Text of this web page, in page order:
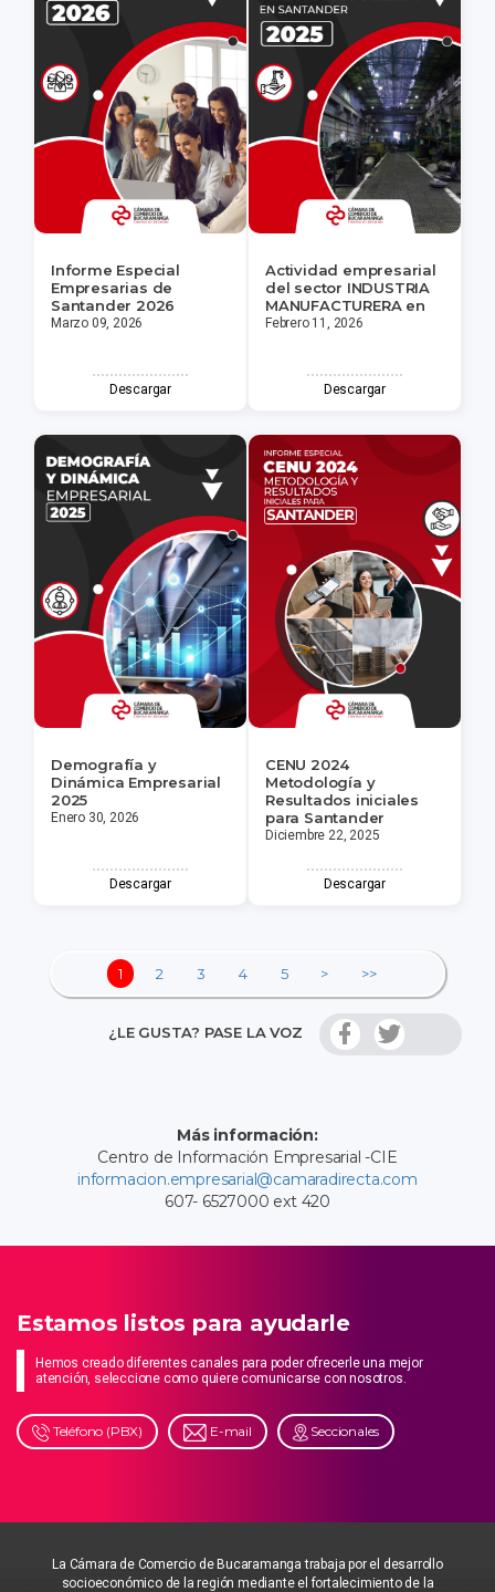
Informe Especial
Empresarias de
Santander 2026
Marzo 09, 2026
Descargar
Actividad empresarial
del sector INDUSTRIA
MANUFACTURERA en
Febrero 11, 2026
Descargar
Demografía y
Dinámica Empresarial
2025
Enero 30, 2026
Descargar
CENU 2024
Metodología y
Resultados iniciales
para Santander
Diciembre 22, 2025
Descargar
1 2 3 4 5 > >>
¿LE GUSTA? PASE LA VOZ
Más información:
Centro de Información Empresarial -CIE
informacion.empresarial@camaradirecta.com
607- 6527000 ext 420
Estamos listos para ayudarle
Hemos creado diferentes canales para poder ofrecerle una mejor
atención, seleccione como quiere comunicarse con nosotros.
Teléfono (PBX) E-mail Seccionales
La Cámara de Comercio de Bucaramanga trabaja por el desarrollo
socioeconómico de la región mediante el fortalecimiento de la